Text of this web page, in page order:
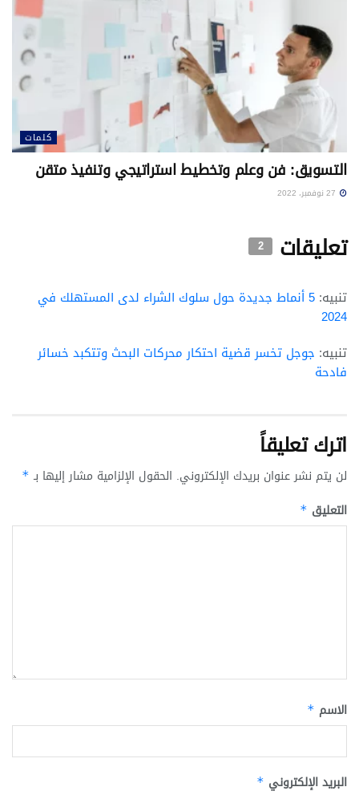
كلمات
التسويق: فن وعلم وتخطيط استراتيجي وتنفيذ متقن
تعليقات 2
تنبيه:
5 أنماط جديدة حول سلوك الشراء لدى المستهلك في
2024
تنبيه: جوجل تخسر قضية احتكار محركات البحث وتتكبد خسائر
فادحة
اترك تعليقاً
لن يتم نشر عنوان بريدك الإلكتروني. الحقول الإلزامية مشار إليها بـ *
التعليق *
الاسم *
البريد الإلكتروني *